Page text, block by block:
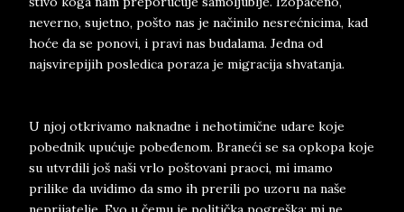
neverno, sujetno, pošto nas je načinilo nesrećnicima, kad
hoće da se ponovi, i pravi nas budalama. Jedna od
najsvirepijih posledica poraza je migracija shvatanja.
U njoj otkrivamo naknadne i nehotimične udare koje
pobednik upućuje pobeđenom. Braneći se sa opkopa koje
su utvrdili još naši vrlo poštovani praoci, mi imamo
prilike da uvidimo da smo ih prerili po uzoru na naše